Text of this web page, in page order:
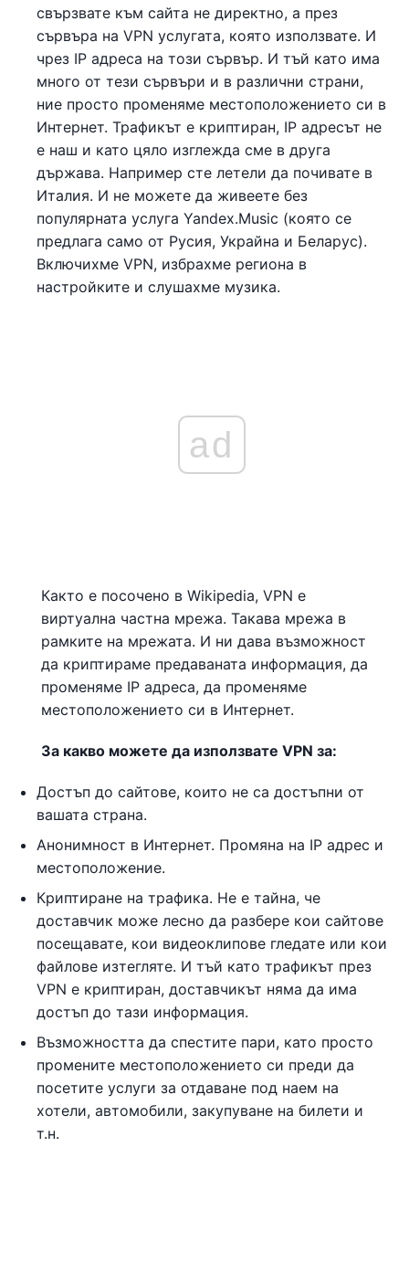
свързвате към сайта не директно, а през
сървъра на VPN услугата, която използвате. И
чрез IP адреса на този сървър. И тъй като има
много от тези сървъри и в различни страни,
ние просто променяме местоположението си в
Интернет. Трафикът е криптиран, IP адресът не
е наш и като цяло изглежда сме в друга
държава. Например сте летели да почивате в
Италия. И не можете да живеете без
популярната услуга Yandex.Music (която се
предлага само от Русия, Украйна и Беларус).
Включихме VPN, избрахме региона в
настройките и слушахме музика.
ad
Както е посочено в Wikipedia, VPN е
виртуална частна мрежа. Такава мрежа в
рамките на мрежата. И ни дава възможност
да криптираме предаваната информация, да
променяме IP адреса, да променяме
местоположението си в Интернет.
За какво можете да използвате VPN за:
Достъп до сайтове, които не са достъпни от
вашата страна.
Анонимност в Интернет. Промяна на IP адрес и
местоположение.
Криптиране на трафика. Не е тайна, че
доставчик може лесно да разбере кои сайтове
посещавате, кои видеоклипове гледате или кои
файлове изтегляте. И тъй като трафикът през
VPN е криптиран, доставчикът няма да има
достъп до тази информация.
Възможността да спестите пари, като просто
промените местоположението си преди да
посетите услуги за отдаване под наем на
хотели, автомобили, закупуване на билети и
т.н.